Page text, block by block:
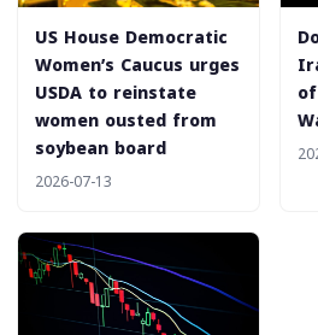
US House Democratic
Women’s Caucus urges
USDA to reinstate
women ousted from
soybean board
2026-07-13